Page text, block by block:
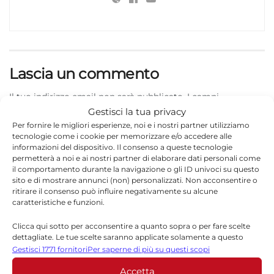
Gestisci la tua privacy
Per fornire le migliori esperienze, noi e i nostri partner utilizziamo
tecnologie come i cookie per memorizzare e/o accedere alle
informazioni del dispositivo. Il consenso a queste tecnologie
permetterà a noi e ai nostri partner di elaborare dati personali come
il comportamento durante la navigazione o gli ID univoci su questo
sito e di mostrare annunci (non) personalizzati. Non acconsentire o
ritirare il consenso può influire negativamente su alcune
caratteristiche e funzioni.
Clicca qui sotto per acconsentire a quanto sopra o per fare scelte
dettagliate. Le tue scelte saranno applicate solamente a questo
sito. È possibile modificare le impostazioni in qualsiasi momento,
compreso il ritiro del consenso, utilizzando i pulsanti della Cookie
Policy o cliccando sul pulsante di gestione del consenso nella parte
Gestisci 1771 fornitoriPer saperne di più su questi scopi
Accetta
Lascia un commento
Il tuo indirizzo email non sarà pubblicato. I campi
obbligatori sono contrassegnati*
Commento*